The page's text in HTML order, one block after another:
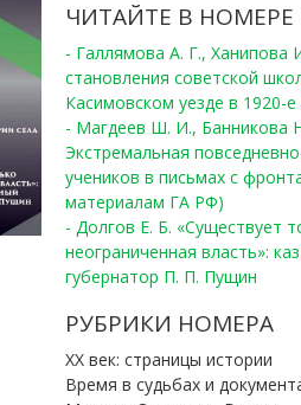
ЧИТАЙТЕ В НОМЕРЕ
- Галлямова А. Г.,
становления советской
Касимовском уезде в 1920-е
- Магдеев Ш. И., Банникова
Экстремальная
учеников в письмах с
материалам ГА РФ)
- Долгов Е. Б. «Существует
неограниченная власть»:
губернатор П. П. Пущин
РУБРИКИ НОМЕРА
ХХ век: страницы истории
Время в судьбах и